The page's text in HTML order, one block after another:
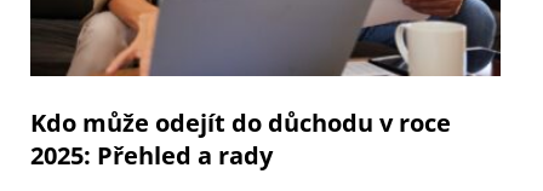
Kdo může odejít do důchodu v roce
2025: Přehled a rady